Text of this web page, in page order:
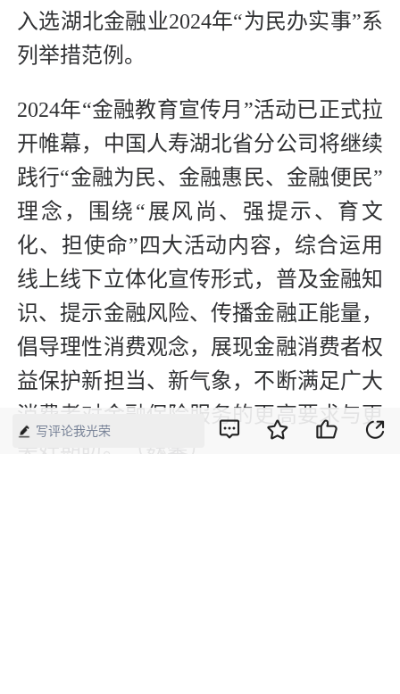
入选湖北金融业2024年“为民办实事”系
列举措范例。
2024年“金融教育宣传月”活动已正式拉
开帷幕，中国人寿湖北省分公司将继续
践行“金融为民、金融惠民、金融便民”
理念，围绕“展风尚、强提示、育文
化、担使命”四大活动内容，综合运用
线上线下立体化宣传形式，普及金融知
识、提示金融风险、传播金融正能量，
倡导理性消费观念，展现金融消费者权
益保护新担当、新气象，不断满足广大
消费者对金融保险服务的更高要求与更
美好期盼。（魏馨）
写评论我光荣